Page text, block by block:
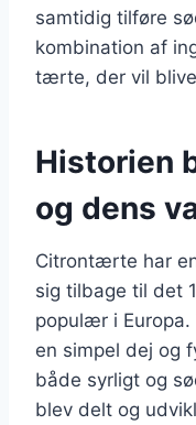
samtidig tilføre
kombination af
tærte, der vil
Historien
og dens
Citrontærte har
sig tilbage til det
populær i
en simpel dej og
både syrligt og
blev delt og